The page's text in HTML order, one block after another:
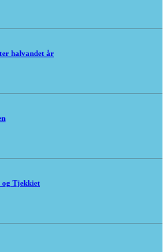
halvandet år
og Tjekkiet